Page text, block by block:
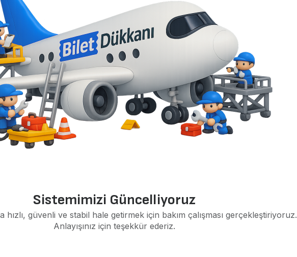
Sistemimizi Güncelliyoruz
hızlı, güvenli ve stabil hale getirmek için bakım çalışması gerçekleştiriyoruz.
Anlayışınız için teşekkür ederiz.